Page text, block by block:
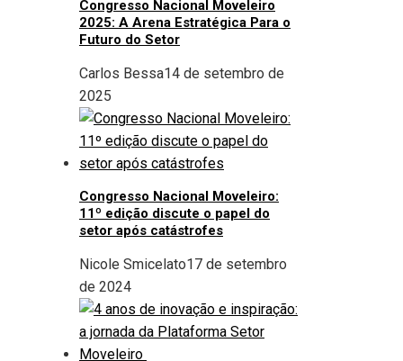
Congresso Nacional Moveleiro
2025: A Arena Estratégica Para o
Futuro do Setor
Carlos Bessa14 de setembro de
2025
Congresso Nacional Moveleiro:
11º edição discute o papel do
setor após catástrofes
Nicole Smicelato17 de setembro
de 2024